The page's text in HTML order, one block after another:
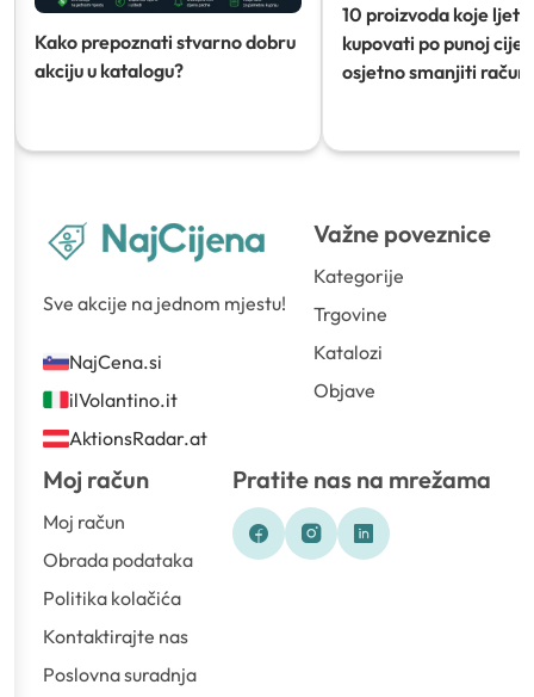
Kako prepoznati stvarno dobru
akciju u katalogu?
10 proizvoda koje ljeti
kupovati po punoj
osjetno smanjiti račun)
Sve akcije na jednom mjestu!
NajCena.si
ilVolantino.it
AktionsRadar.at
Važne poveznice
Kategorije
Trgovine
Katalozi
Objave
Moj račun
Moj račun
Obrada podataka
Politika kolačića
Kontaktirajte nas
Poslovna suradnja
Pratite nas na mrežama